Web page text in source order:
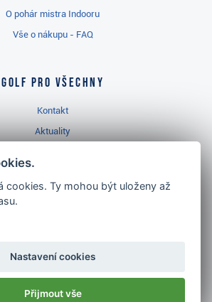
O pohár mistra Indooru
Vše o nákupu - FAQ
Golf pro všechny
Kontakt
Aktuality
Golfový slovník
cookies. Ty mohou být uloženy až
Nastavení cookies
Přijmout vše